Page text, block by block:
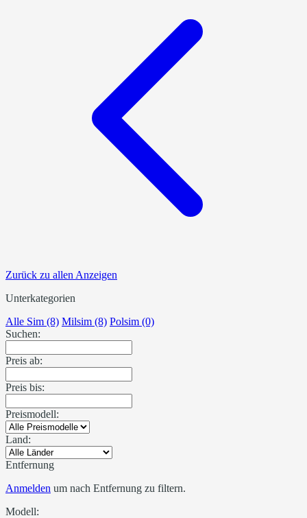
Zurück zu allen Anzeigen
Unterkategorien
Alle Sim (8) Milsim (8) Polsim (0)
Suchen:
Preis ab:
Preis bis:
Preismodell:
Land:
Entfernung
Anmelden um nach Entfernung zu filtern.
Modell: